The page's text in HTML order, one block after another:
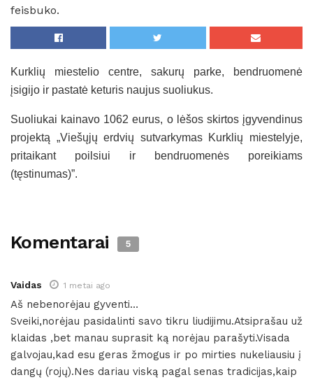
feisbuko.
Kurklių miestelio centre, sakurų parke, bendruomenė
įsigijo ir pastatė keturis naujus suoliukus.
Suoliukai kainavo 1062 eurus, o lėšos skirtos įgyvendinus
projektą „Viešųjų erdvių sutvarkymas Kurklių miestelyje,
pritaikant poilsiui ir bendruomenės poreikiams
(tęstinumas)”.
Komentarai 5
Vaidas 1 metai ago
Aš nebenorėjau gyventi…
Sveiki,norėjau pasidalinti savo tikru liudijimu.Atsiprašau už
klaidas ,bet manau suprasit ką norėjau parašyti.Visada
galvojau,kad esu geras žmogus ir po mirties nukeliausiu į
dangų (rojų).Nes dariau viską pagal senas tradicijas,kaip